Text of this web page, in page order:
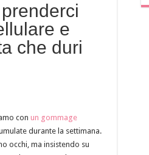
della
domenica
al
e
che duri
con un gommage
durante la settimana.
occhi, ma insistendo su